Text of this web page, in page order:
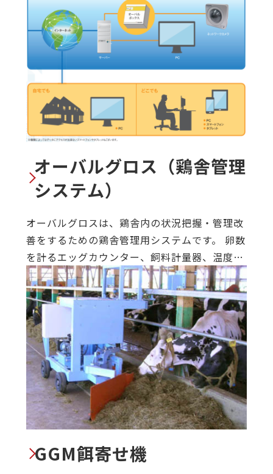
オーバルグロス（鶏舎管理
システム）
オーバルグロスは、鶏舎内の状況把握・管理改
善をするための鶏舎管理用システムです。 卵数
を計るエッグカウンター、飼料計量器、温度セ
ンサー、水道メーター等を組み合わせ、そのデ
ータを一元管理することができます。
GGM餌寄せ機